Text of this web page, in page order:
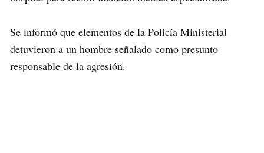
Se informó que elementos de la Policía Ministerial
detuvieron a un hombre señalado como presunto
responsable de la agresión.